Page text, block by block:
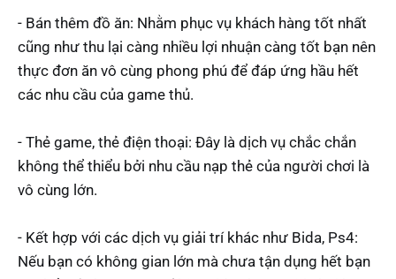
- Bán thêm đồ ăn: Nhằm phục vụ khách hàng tốt nhất
cũng như thu lại càng nhiều lợi nhuận càng tốt bạn nên
thực đơn ăn vô cùng phong phú để đáp ứng hầu hết
các nhu cầu của game thủ.
- Thẻ game, thẻ điện thoại: Đây là dịch vụ chắc chắn
không thể thiểu bởi nhu cầu nạp thẻ của người chơi là
vô cùng lớn.
- Kết hợp với các dịch vụ giải trí khác như Bida, Ps4:
Nếu bạn có không gian lớn mà chưa tận dụng hết bạn